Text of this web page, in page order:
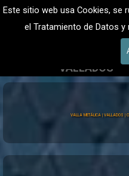
Este sitio web usa Cookies, se
el Tratamiento de Datos y
Vaya al ContenidoVALLADOS METALICOS
Valla Metálica y
VALLADOS
601
VALLA METÁLICA | VALLADOS |